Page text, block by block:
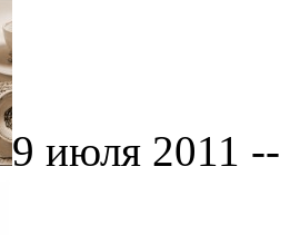
9 июля 2011 --